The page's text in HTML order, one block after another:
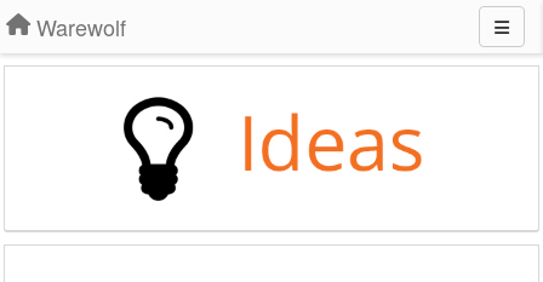
Warewolf